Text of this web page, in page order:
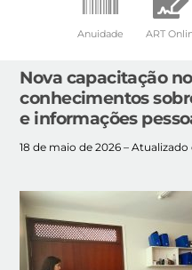
Anuidade ART
Nova capacitação
conhecimentos
e informações
18 de maio de 2026 – Atualizado